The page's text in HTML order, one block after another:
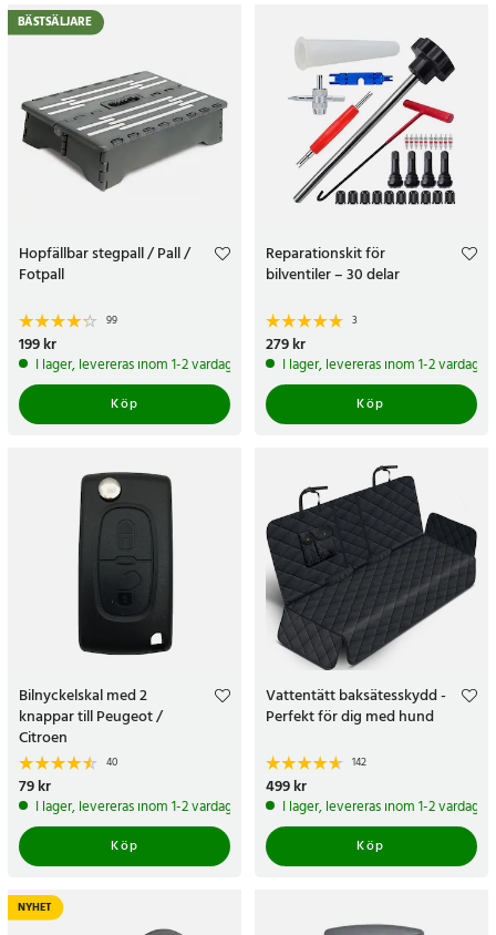
BÄSTSÄLJARE
Hopfällbar stegpall / Pall /
Fotpall
99
Pris:199 kr
199 kr
I lager, levereras inom 1-2 vardagar
Köp
Reparationskit för
bilventiler – 30 delar
3
Pris:279 kr
279 kr
I lager, levereras inom 1-2 vardagar
Köp
Bilnyckelskal med 2
knappar till Peugeot /
Citroen
40
Pris:
79 kr
I lager, levereras inom 1-2 vardagar
Köp
Vattentätt baksätesskydd -
Perfekt för dig med hund
142
Pris:499 kr
499 kr
I lager, levereras inom 1-2 vardagar
Köp
NYHET